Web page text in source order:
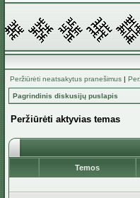
Peržiūrėti neatsakytus pranešimus |
Pagrindinis diskusijų puslapis
Peržiūrėti aktyvias temas
Temos